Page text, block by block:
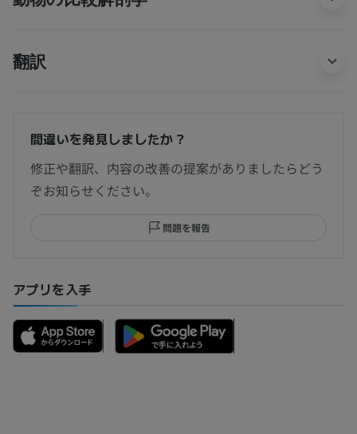
翻訳
間違いを発見しましたか？
修正や翻訳、内容の改善の提案がありましたらどう
ぞお知らせください。
問題を報告
アプリを入手